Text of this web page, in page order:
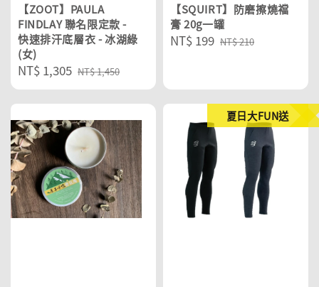
【ZOOT】PAULA
FINDLAY 聯名限定款 -
快速排汗底層衣 - 冰湖綠
(女)
Sale
price
NT$ 1,305 Regular
price
NT$ 1,450
【SQUIRT】防磨擦燒襠
膏 20g一罐
Sale
NT$ 199 Regular
NT$ 210
夏日大FUN送